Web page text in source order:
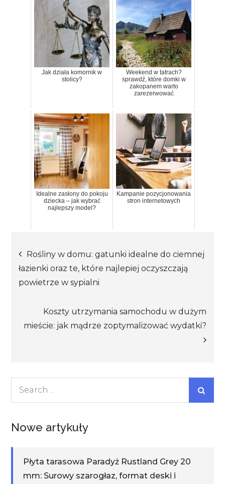
Jak działa komornik w
stolicy?
Weekend w tatrach?
sprawdź, które domki w
zakopanem warto
zarezerwować
Idealne zasłony do pokoju
dziecka – jak wybrać
najlepszy model?
Kampanie pozycjonowania
stron internetowych
Nawigacja
wpisu
Rośliny w domu: gatunki idealne do ciemnej
łazienki oraz te, które najlepiej oczyszczają
powietrze w sypialni
Koszty utrzymania samochodu w dużym
mieście: jak mądrze zoptymalizować wydatki?
Search
Nowe artykuły
Płyta tarasowa Paradyż Rustland Grey 20
mm: Surowy szarogłaz, format deski i